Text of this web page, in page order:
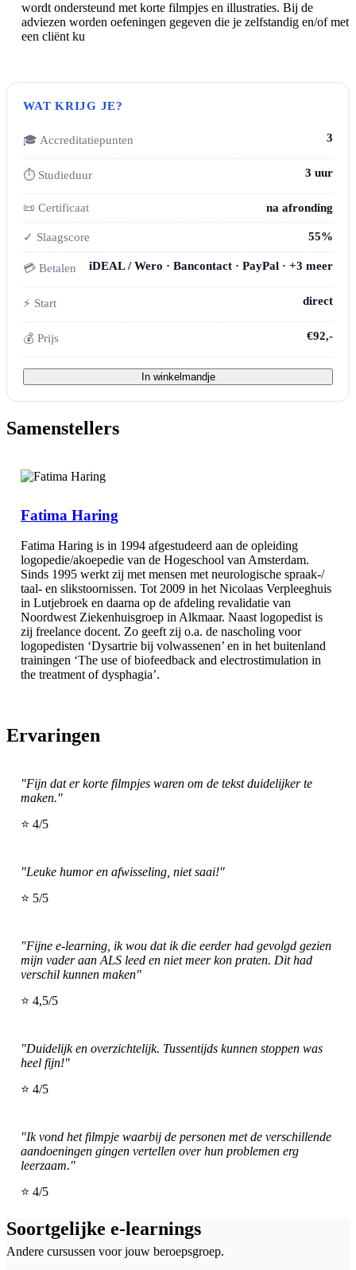
wordt ondersteund met korte filmpjes en illustraties. Bij de
adviezen worden oefeningen gegeven die je zelfstandig en/of met
een cliënt ku
WAT KRIJG JE?
🎓 Accreditatiepunten 3
⏱ Studieduur 3 uur
📜 Certificaat na afronding
✓ Slaagscore 55%
💳 Betalen iDEAL / Wero · Bancontact · PayPal · +3 meer
⚡ Start direct
💰 Prijs €92,-
In winkelmandje
Samenstellers
Fatima Haring
Fatima Haring is in 1994 afgestudeerd aan de opleiding
logopedie/akoepedie van de Hogeschool van Amsterdam.
Sinds 1995 werkt zij met mensen met neurologische spraak-/
taal- en slikstoornissen. Tot 2009 in het Nicolaas Verpleeghuis
in Lutjebroek en daarna op de afdeling revalidatie van
Noordwest Ziekenhuisgroep in Alkmaar. Naast logopedist is
zij freelance docent. Zo geeft zij o.a. de nascholing voor
logopedisten ‘Dysartrie bij volwassenen’ en in het buitenland
trainingen ‘The use of biofeedback and electrostimulation in
the treatment of dysphagia’.
Ervaringen
"Fijn dat er korte filmpjes waren om de tekst duidelijker te
maken."
⭐ 4/5
"Leuke humor en afwisseling, niet saai!"
⭐ 5/5
"Fijne e-learning, ik wou dat ik die eerder had gevolgd gezien
mijn vader aan ALS leed en niet meer kon praten. Dit had
verschil kunnen maken"
⭐ 4,5/5
"Duidelijk en overzichtelijk. Tussentijds kunnen stoppen was
heel fijn!"
⭐ 4/5
"Ik vond het filmpje waarbij de personen met de verschillende
aandoeningen gingen vertellen over hun problemen erg
leerzaam."
⭐ 4/5
Soortgelijke e-learnings
Andere cursussen voor jouw beroepsgroep.